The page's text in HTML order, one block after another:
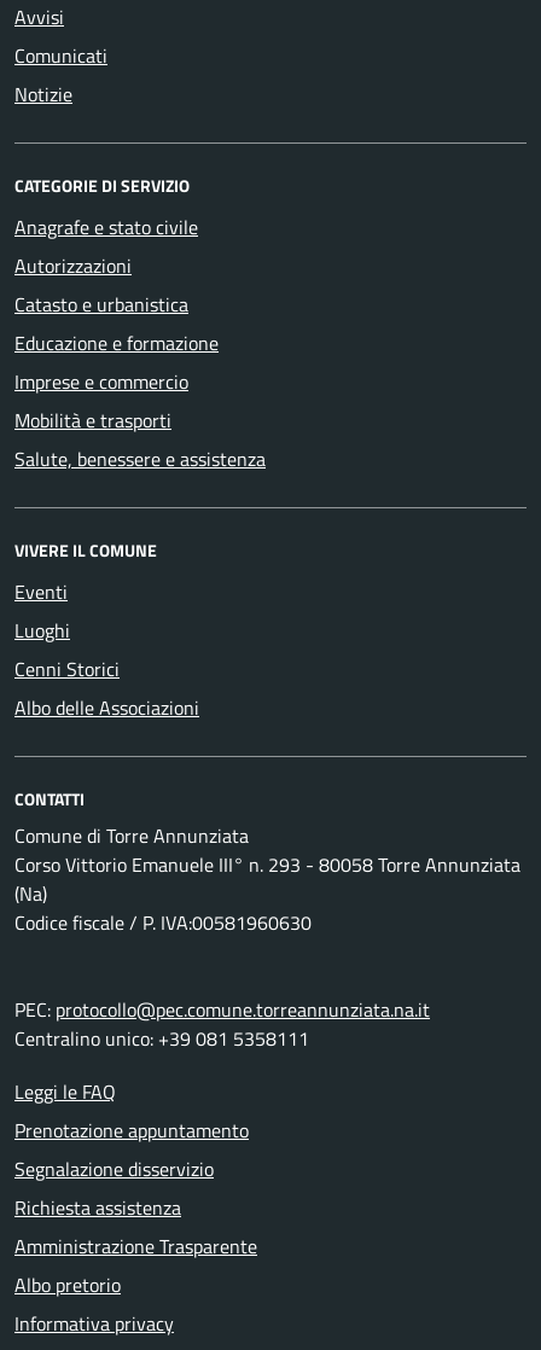
Avvisi
Comunicati
Notizie
CATEGORIE DI SERVIZIO
Anagrafe e stato civile
Autorizzazioni
Catasto e urbanistica
Educazione e formazione
Imprese e commercio
Mobilità e trasporti
Salute, benessere e assistenza
VIVERE IL COMUNE
Eventi
Luoghi
Cenni Storici
Albo delle Associazioni
CONTATTI
Comune di Torre Annunziata
Corso Vittorio Emanuele III° n. 293 - 80058 Torre Annunziata
(Na)
Codice fiscale / P. IVA:00581960630
PEC: protocollo@pec.comune.torreannunziata.na.it
Centralino unico: +39 081 5358111
Leggi le FAQ
Prenotazione appuntamento
Segnalazione disservizio
Richiesta assistenza
Amministrazione Trasparente
Albo pretorio
Informativa privacy